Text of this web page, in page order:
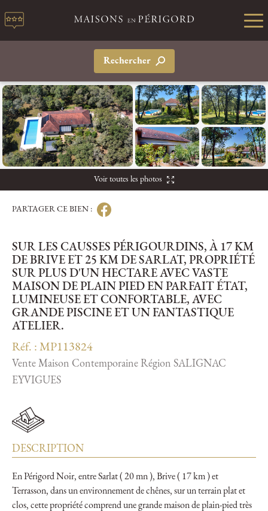
Rechercher
Voir toutes les photos
PARTAGER CE BIEN :
SUR LES CAUSSES PÉRIGOURDINS, À 17 KM
DE BRIVE ET 25 KM DE SARLAT, PROPRIÉTÉ
SUR PLUS D'UN HECTARE AVEC VASTE
MAISON DE PLAIN PIED EN PARFAIT ÉTAT,
LUMINEUSE ET CONFORTABLE, AVEC
GRANDE PISCINE ET UN FANTASTIQUE
ATELIER.
Réf. : MP113824
Vente Maison Contemporaine Région SALIGNAC
EYVIGUES
DESCRIPTION
En Périgord Noir, entre Sarlat ( 20 mn ), Brive ( 17 km ) et
Terrasson, dans un environnement de chênes, sur un terrain plat et
clos, cette propriété comprend une grande maison de plain-pied très